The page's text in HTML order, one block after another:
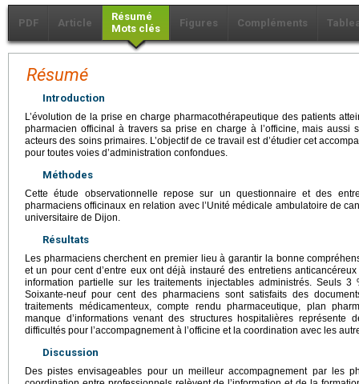
PDF Article
Résumé
Mots clés
Figures Compléments
Résumé
Introduction
L’évolution de la prise en charge pharmacothérapeutique des patients
pharmacien officinal à travers sa prise en charge à l’officine, mais aussi
acteurs des soins primaires. L’objectif de ce travail est d’étudier cet
pour toutes voies d’administration confondues.
Méthodes
Cette étude observationnelle repose sur un questionnaire et des
pharmaciens officinaux en relation avec l’Unité médicale ambulatoire de
universitaire de Dijon.
Résultats
Les pharmaciens cherchent en premier lieu à garantir la bonne
et un pour cent d’entre eux ont déjà instauré des entretiens
information partielle sur les traitements injectables administrés. Seuls
Soixante-neuf pour cent des pharmaciens sont satisfaits des
traitements médicamenteux, compte rendu pharmaceutique, plan
manque d’informations venant des structures hospitalières
difficultés pour l’accompagnement à l’officine et la coordination avec les
Discussion
Des pistes envisageables pour un meilleur accompagnement par les